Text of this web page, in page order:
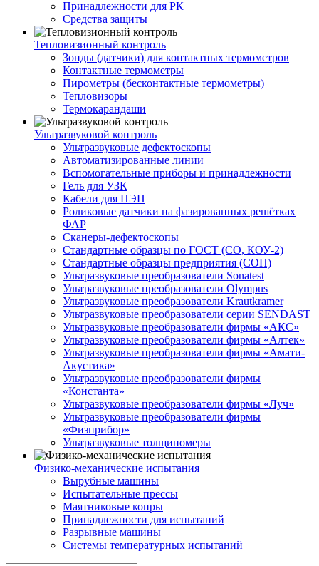
Принадлежности для РК
Средства защиты
Тепловизионный контроль
Зонды (датчики) для контактных термометров
Контактные термометры
Пирометры (бесконтактные термометры)
Тепловизоры
Термокарандаши
Ультразвуковой контроль
Ультразвуковые дефектоскопы
Автоматизированные линии
Вспомогательные приборы и принадлежности
Гель для УЗК
Кабели для ПЭП
Роликовые датчики на фазированных решётках
ФАР
Сканеры-дефектоскопы
Стандартные образцы по ГОСТ (СО, КОУ-2)
Стандартные образцы предприятия (СОП)
Ультразвуковые преобразователи Sonatest
Ультразвуковые преобразователи Olympus
Ультразвуковые преобразователи Krautkramer
Ультразвуковые преобразователи серии SENDAST
Ультразвуковые преобразователи фирмы «АКС»
Ультразвуковые преобразователи фирмы «Алтек»
Ультразвуковые преобразователи фирмы «Амати-
Акустика»
Ультразвуковые преобразователи фирмы
«Константа»
Ультразвуковые преобразователи фирмы «Луч»
Ультразвуковые преобразователи фирмы
«Физприбор»
Ультразвуковые толщиномеры
Физико-механические испытания
Вырубные машины
Испытательные прессы
Маятниковые копры
Принадлежности для испытаний
Разрывные машины
Системы температурных испытаний